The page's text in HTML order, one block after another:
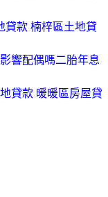
貸款 楠梓區土地貸
響配偶嗎二胎年息
貸款 暖暖區房屋貸